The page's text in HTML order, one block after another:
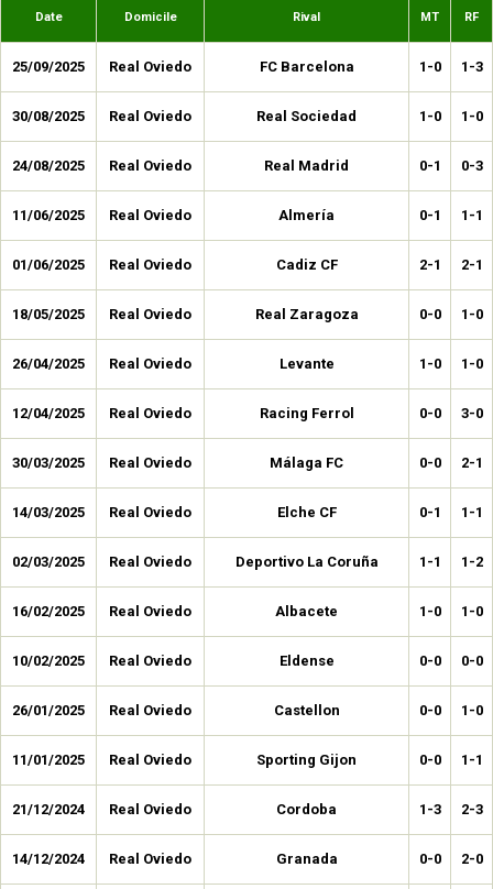
Date Domicile Rival MT RF
25/09/2025 Real Oviedo FC Barcelona 1-0 1-3
30/08/2025 Real Oviedo Real Sociedad 1-0 1-0
24/08/2025 Real Oviedo Real Madrid 0-1 0-3
11/06/2025 Real Oviedo Almería 0-1 1-1
01/06/2025 Real Oviedo Cadiz CF 2-1 2-1
18/05/2025 Real Oviedo Real Zaragoza 0-0 1-0
26/04/2025 Real Oviedo Levante 1-0 1-0
12/04/2025 Real Oviedo Racing Ferrol 0-0 3-0
30/03/2025 Real Oviedo Málaga FC 0-0 2-1
14/03/2025 Real Oviedo Elche CF 0-1 1-1
02/03/2025 Real Oviedo Deportivo La Coruña 1-1 1-2
16/02/2025 Real Oviedo Albacete 1-0 1-0
10/02/2025 Real Oviedo Eldense 0-0 0-0
26/01/2025 Real Oviedo Castellon 0-0 1-0
11/01/2025 Real Oviedo Sporting Gijon 0-0 1-1
21/12/2024 Real Oviedo Cordoba 1-3 2-3
14/12/2024 Real Oviedo Granada 0-0 2-0